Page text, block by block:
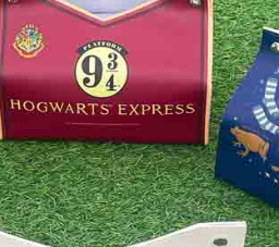
４．使用「AFTEE先享後
即時審查核予不同之上限額
結果請求用戶進行身份認證
５．嚴禁一人註冊多個帳號
形，恩沛科技股份有限公司
動。